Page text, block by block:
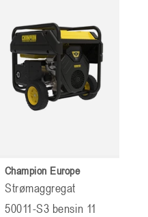
Champion Europe
Strømaggregat
50011-S3 bensin 11